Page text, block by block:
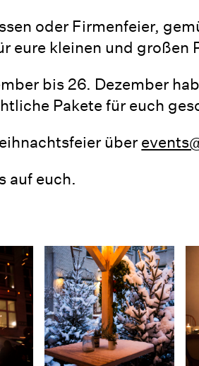
oder Firmenfeier,
eure kleinen und großen
bis 26. Dezember
Pakete für euch
über
auf euch.